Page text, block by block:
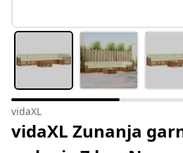
vidaXL
vidaXL Zunanja